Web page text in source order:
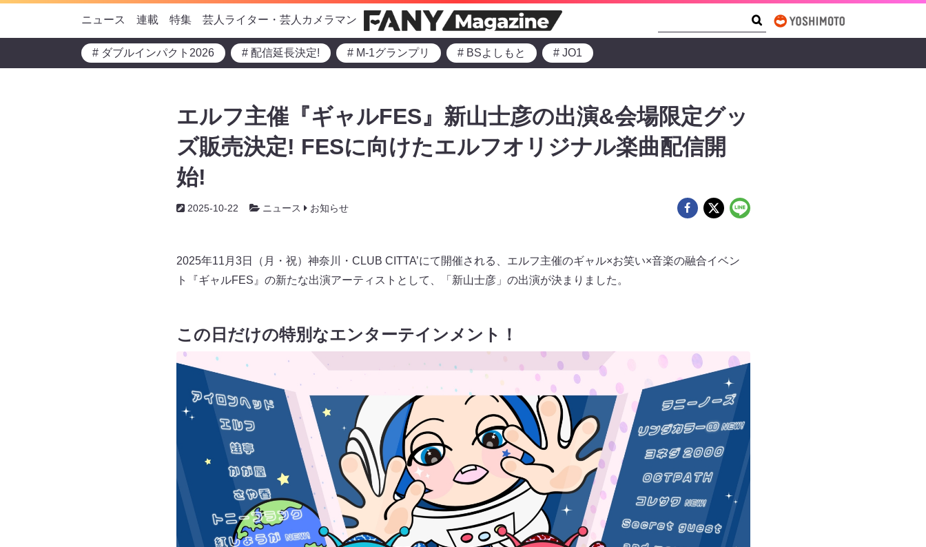
ニュース 連載 特集 芸人ライター・芸人カメラマン
# ダブルインパクト2026 # 配信延長決定! # M-1グランプリ # BSよしもと # JO1
エルフ主催『ギャルFES』新山士彦の出演&会場限定グッ
ズ販売決定! FESに向けたエルフオリジナル楽曲配信開
始!
2025-10-22 ニュース お知らせ
2025年11月3日（月・祝）神奈川・CLUB CITTA’にて開催される、エルフ主催のギャル×お笑い×音楽の融合イベン
ト『ギャルFES』の新たな出演アーティストとして、「新山士彦」の出演が決まりました。
この日だけの特別なエンターテインメント！